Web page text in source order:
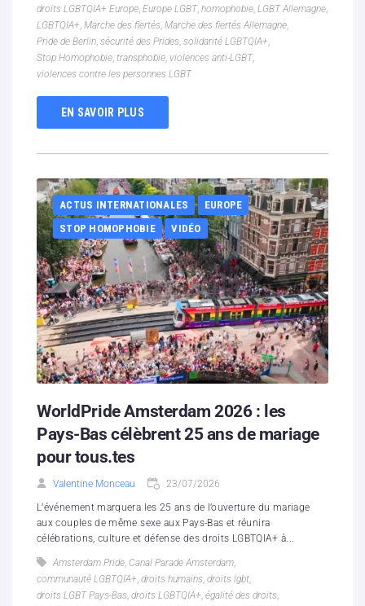
droits LGBTQIA+ Europe, Europe LGBT, homophobie, LGBT Allemagne,
LGBTQIA+, Marche des fiertés, Marche des fiertés Allemagne,
Pride de Berlin, sécurité des Prides, solidarité LGBTQIA+,
Stop Homophobie, transphobie, violences anti-LGBT,
violences contre les personnes LGBT
EN SAVOIR PLUS
ACTUS INTERNATIONALES
EUROPE
STOP HOMOPHOBIE
VIDÉO
WorldPride Amsterdam 2026 : les
Pays-Bas célèbrent 25 ans de mariage
pour tous.tes
Valentine Monceau 23/07/2026
L’événement marquera les 25 ans de l’ouverture du mariage
aux couples de même sexe aux Pays-Bas et réunira
célébrations, culture et défense des droits LGBTQIA+ à...
Amsterdam Pride, Canal Parade Amsterdam,
communauté LGBTQIA+, droits humains, droits lgbt,
droits LGBT Pays-Bas, droits LGBTQIA+, égalité des droits,